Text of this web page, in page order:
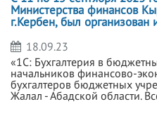
Министерства финансов
г.Кербен, был
18.09.23
«1С: Бухгалтерия в
начальников финансово-
бухгалтеров бюджетных
Жалал - Абадской области.